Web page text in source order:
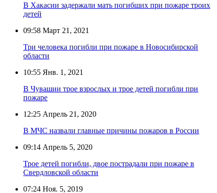
В Хакасии задержали мать погибших при пожаре троих
детей
09:58 Март 21, 2021
Три человека погибли при пожаре в Новосибирской
области
10:55 Янв. 1, 2021
В Чувашии трое взрослых и трое детей погибли при
пожаре
12:25 Апрель 21, 2020
В МЧС назвали главные причины пожаров в России
09:14 Апрель 5, 2020
Трое детей погибли, двое пострадали при пожаре в
Свердловской области
07:24 Ноя. 5, 2019